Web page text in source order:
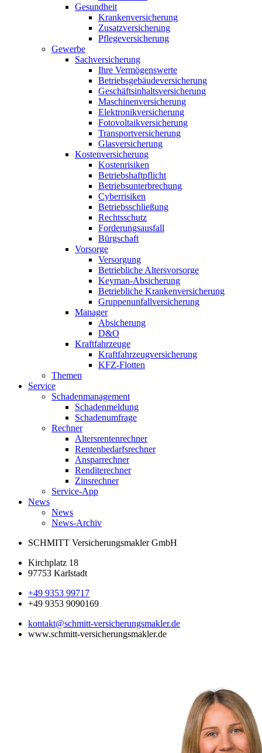
Gesundheit
Krankenversicherung
Zusatzversicherung
Pflegeversicherung
Gewerbe
Sachversicherung
Ihre Vermögenswerte
Betriebsgebäudeversicherung
Geschäftsinhaltsversicherung
Maschinenversicherung
Elektronikversicherung
Fotovoltaikversicherung
Transportversicherung
Glasversicherung
Kostenversicherung
Kostenrisiken
Betriebshaftpflicht
Betriebsunterbrechung
Cyberrisiken
Betriebsschließung
Rechtsschutz
Forderungsausfall
Bürgschaft
Vorsorge
Versorgung
Betriebliche Altersvorsorge
Keyman-Absicherung
Betriebliche Krankenversicherung
Gruppenunfallversicherung
Manager
Absicherung
D&O
Kraftfahrzeuge
Kraftfahrzeugversicherung
KFZ-Flotten
Themen
Service
Schadenmanagement
Schadenmeldung
Schadenumfrage
Rechner
Altersrentenrechner
Rentenbedarfsrechner
Ansparrechner
Renditerechner
Zinsrechner
Service-App
News
News
News-Archiv
SCHMITT Versicherungsmakler GmbH
Kirchplatz 18
97753 Karlstadt
+49 9353 99717
+49 9353 9090169
kontakt@schmitt-versicherungsmakler.de
www.schmitt-versicherungsmakler.de